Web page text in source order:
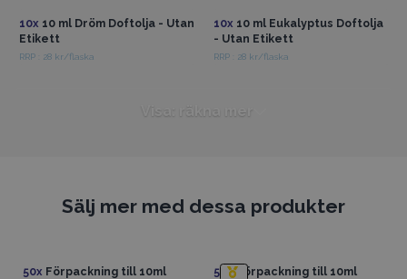
10x 10 ml Dröm Doftolja - Utan
Etikett
RRP : 28 kr/flaska
10x 10 ml Eukalyptus Doftolja
- Utan Etikett
RRP : 28 kr/flaska
Visa: räkna mer
Sälj mer med dessa produkter
50x Förpackning till 10ml 50xFörpackning till 10ml